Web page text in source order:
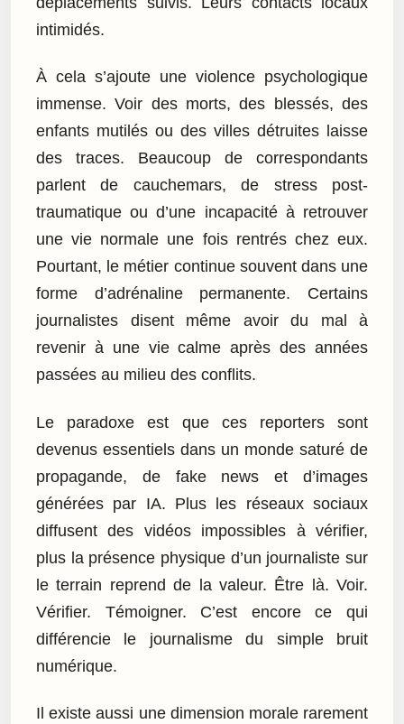
intimidés.
À cela s’ajoute une violence psychologique
immense. Voir des morts, des blessés, des
enfants mutilés ou des villes détruites laisse
des traces. Beaucoup de correspondants
parlent de cauchemars, de stress post-
traumatique ou d’une incapacité à retrouver
une vie normale une fois rentrés chez eux.
Pourtant, le métier continue souvent dans une
forme d’adrénaline permanente. Certains
journalistes disent même avoir du mal à
revenir à une vie calme après des années
passées au milieu des conflits.
Le paradoxe est que ces reporters sont
devenus essentiels dans un monde saturé de
propagande, de fake news et d’images
générées par IA. Plus les réseaux sociaux
diffusent des vidéos impossibles à vérifier,
plus la présence physique d’un journaliste sur
le terrain reprend de la valeur. Être là. Voir.
Vérifier. Témoigner. C’est encore ce qui
différencie le journalisme du simple bruit
numérique.
Il existe aussi une dimension morale rarement